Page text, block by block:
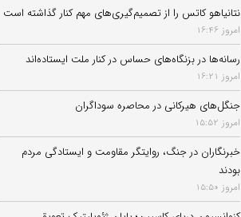
نتانیاهو کاتس را از تصمیم‌گیری‌های مهم کنار گذاشته است
امروز 16:46
رسانه‌ها در بزنگاه‌های حساس در کنار ملت ایستاده‌اند
امروز 16:21
جنگل‌های هیرکانی در محاصره سوداگران
امروز 15:52
خبرنگاران در جنگ، روایتگر مقاومت و ایستادگی مردم
بودند
امروز 15:50